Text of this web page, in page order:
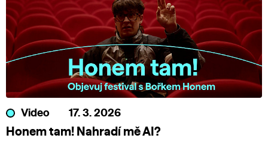
Video 17. 3. 2026
Honem tam! Nahradí mě AI?